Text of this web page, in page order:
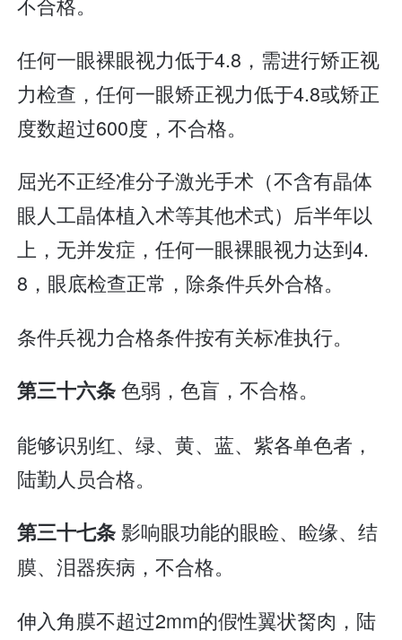
任何一眼裸眼视力低于4.8，需进行矫正视
力检查，任何一眼矫正视力低于4.8或矫正
度数超过600度，不合格。
屈光不正经准分子激光手术（不含有晶体
眼人工晶体植入术等其他术式）后半年以
上，无并发症，任何一眼裸眼视力达到4.
8，眼底检查正常，除条件兵外合格。
条件兵视力合格条件按有关标准执行。
第三十六条色弱，色盲，不合格。
能够识别红、绿、黄、蓝、紫各单色者，
陆勤人员合格。
第三十七条影响眼功能的眼睑、睑缘、结
膜、泪器疾病，不合格。
伸入角膜不超过2mm的假性翼状胬肉，陆